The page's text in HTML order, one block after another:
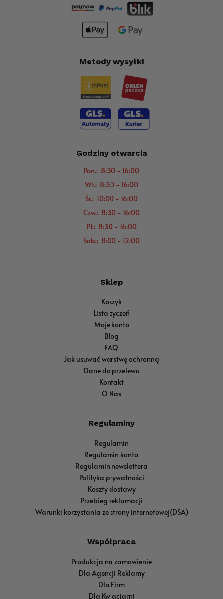
Metody wysyłki
Godziny otwarcia
Pon.: 8:30 - 16:00
Wt.: 8:30 - 16:00
Śr.: 10:00 - 16:00
Czw.: 8:30 - 16:00
Pt.: 8:30 - 16:00
Sob.: 8:00 - 12:00
Sklep
Koszyk
Lista życzeń
Moje konto
Blog
FAQ
Jak usuwać warstwę ochronną
Dane do przelewu
Kontakt
O Nas
Regulaminy
Regulamin
Regulamin konta
Regulamin newslettera
Polityka prywatności
Koszty dostawy
Przebieg reklamacji
Warunki korzystania ze strony internetowej(DSA)
Współpraca
Produkcja na zamowienie
Dla Agencji Reklamy
Dla Firm
Dla Kwiaciarni